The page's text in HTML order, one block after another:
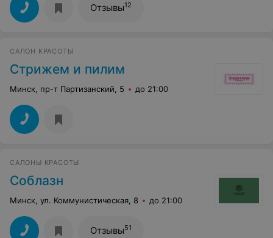
Отзывы12
САЛОН КРАСОТЫ
Стрижем и пилим
Минск, пр-т Партизанский, 5 до 21:00
САЛОНЫ КРАСОТЫ
Соблазн
Минск, ул. Коммунистическая, 8 до 21:00
Отзывы51